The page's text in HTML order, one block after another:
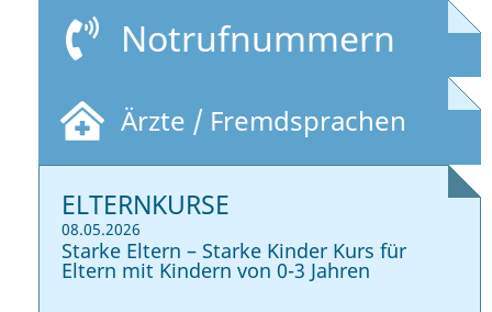
Notrufnummern
Ärzte / Fremdsprachen
ELTERNKURSE
08.05.2026
Starke Eltern – Starke Kinder Kurs für
Eltern mit Kindern von 0-3 Jahren